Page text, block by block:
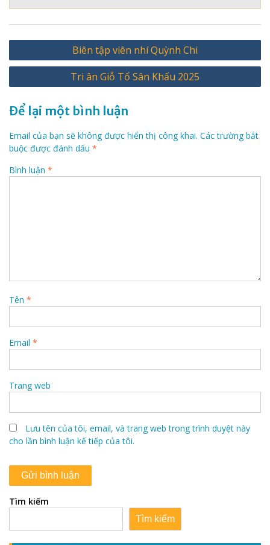
Điều
hướng
Biên tập viên nhí Quỳnh Chi
Tri ân Giỗ Tổ Sân Khấu 2025
Để lại một bình luận
Email của bạn sẽ không được hiển thị công khai. Các trường bắt
buộc được đánh dấu *
Bình luận *
Tên *
Email *
Trang web
Lưu tên của tôi, email, và trang web trong trình duyệt này
cho lần bình luận kế tiếp của tôi.
Tìm kiếm
Tìm kiếm